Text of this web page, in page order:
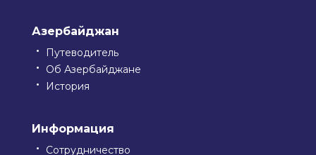
Азербайджан
Путеводитель
Об Азербайджане
История
Информация
Сотрудничество